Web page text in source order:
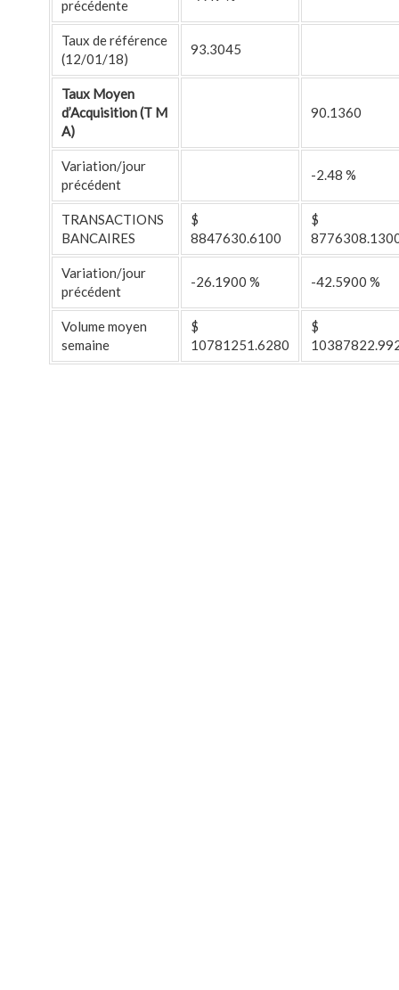
précédente
Taux de référence
(12/01/18)
93.3045
Taux Moyen
d’Acquisition (T M
A)
90.1360
Variation/jour
précédent
-2.48 %
TRANSACTIONS
BANCAIRES
$
8847630.6100
$
Variation/jour
précédent
-26.1900 % -42.5900 %
Volume moyen
semaine
$
10781251.6280
$